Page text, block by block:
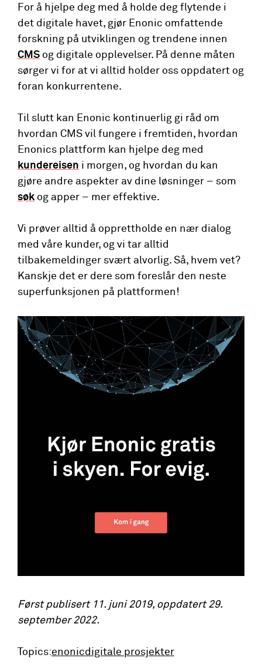
For å hjelpe deg med å holde deg flytende i
det digitale havet, gjør Enonic omfattende
forskning på utviklingen og trendene innen
CMS og digitale opplevelser. På denne måten
sørger vi for at vi alltid holder oss oppdatert og
foran konkurrentene.
Til slutt kan Enonic kontinuerlig gi råd om
hvordan CMS vil fungere i fremtiden, hvordan
Enonics plattform kan hjelpe deg med
kundereisen i morgen, og hvordan du kan
gjøre andre aspekter av dine løsninger – som
søkog apper – mer effektive.
Vi prøver alltid å opprettholde en nær dialog
med våre kunder, og vi tar alltid
tilbakemeldinger svært alvorlig. Så, hvem vet?
Kanskje det er dere som foreslår den neste
superfunksjonen på plattformen!
Først publisert 11. juni 2019, oppdatert 29.
september 2022.
Topics:enonicdigitale prosjekter